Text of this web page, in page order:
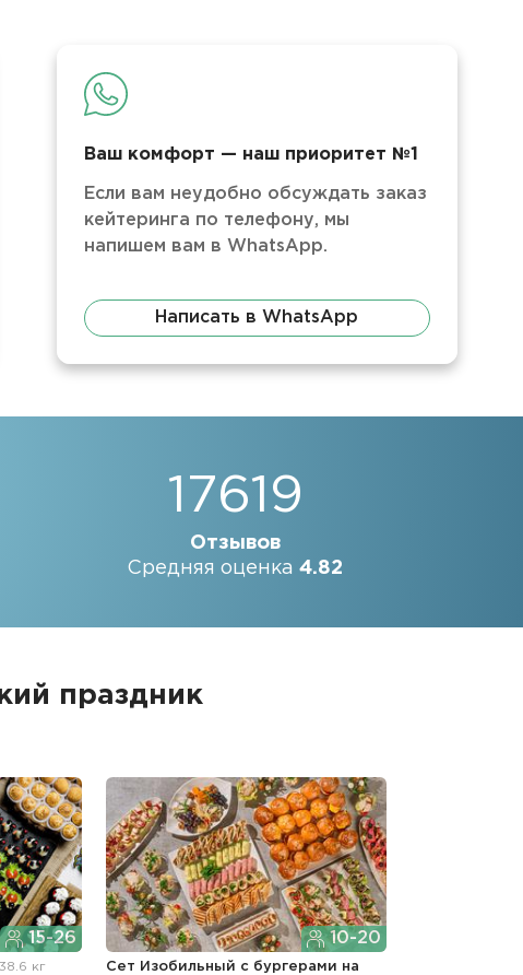
Ваш комфорт — наш приоритет №1
Если вам неудобно обсуждать заказ
кейтеринга по телефону, мы
напишем вам в WhatsApp.
Написать в WhatsApp
17619
Отзывов
Средняя оценка 4.82
праздник
15-26
38.6 кг
10-20
Сет Изобильный с бургерами на